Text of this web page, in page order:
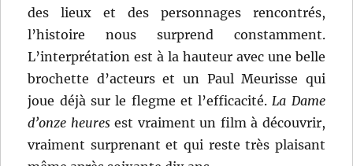
des lieux et des personnages rencontrés,
l’histoire nous surprend constamment.
L’interprétation est à la hauteur avec une belle
brochette d’acteurs et un Paul Meurisse qui
joue déjà sur le flegme et l’efficacité.La Dame
d’onze heuresest vraiment un film à découvrir,
vraiment surprenant et qui reste très plaisant